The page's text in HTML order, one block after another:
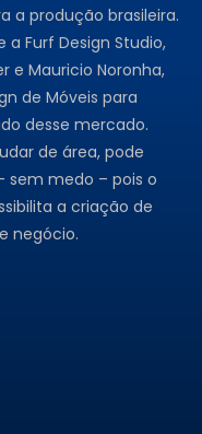
a produção brasileira.
a Furf Design Studio,
e Mauricio Noronha,
de Móveis para
desse mercado.
de área, pode
sem medo – pois o
a criação de
negócio.